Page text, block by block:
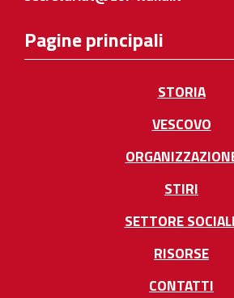
Pagine principali
STORIA
VESCOVO
STIRI
SETTORE
RISORSE
CONTATTI